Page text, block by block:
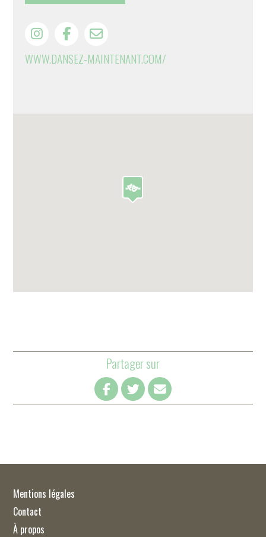
WWW.DANSEZ-MAINTENANT.COM/
Partager sur
Mentions légales
Contact
À propos